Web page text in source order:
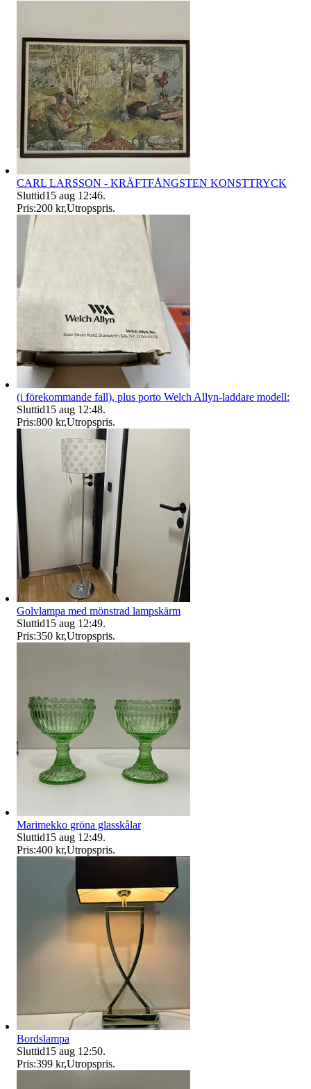
CARL LARSSON - KRÄFTFÅNGSTEN KONSTTRYCK
Sluttid15 aug 12:46.
Pris:200 kr,Utropspris.
(i förekommande fall), plus porto Welch Allyn-laddare modell:
Sluttid15 aug 12:48.
Pris:800 kr,Utropspris.
Golvlampa med mönstrad lampskärm
Sluttid15 aug 12:49.
Pris:350 kr,Utropspris.
Marimekko gröna glasskålar
Sluttid15 aug 12:49.
Pris:400 kr,Utropspris.
Bordslampa
Sluttid15 aug 12:50.
Pris:399 kr,Utropspris.